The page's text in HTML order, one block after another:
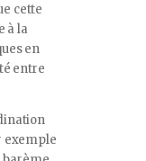
cette
à la
en
entre
exemple